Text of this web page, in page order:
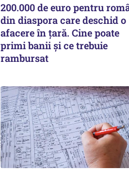
200.000 de euro pentru
din diaspora care deschid o
afacere în țară. Cine poate
primi banii și ce trebuie
rambursat